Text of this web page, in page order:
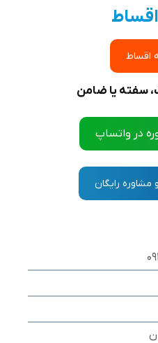
اقساط
سفته یا ضامن
در واتساپ
رایگان